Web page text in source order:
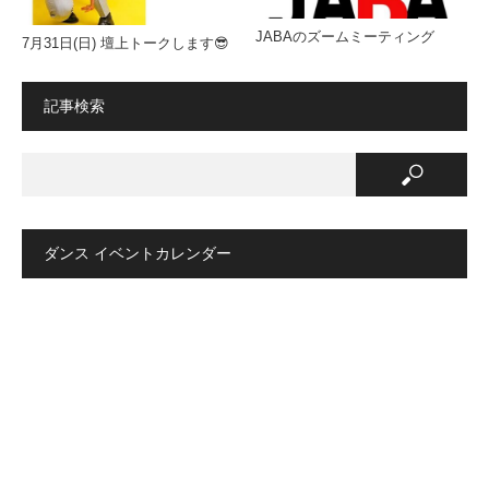
7月31日(日) 壇上トークします😎 JABAのズームミーティング
記事検索
ダンス イベントカレンダー